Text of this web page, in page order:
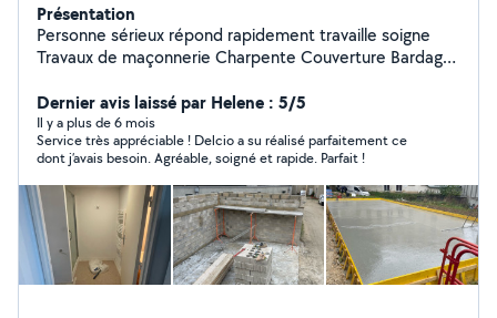
Présentation
Personne sérieux répond rapidement travaille soigne
Travaux de maçonnerie Charpente Couverture Bardage
Peinture Placo Rénovation intérieure e extérieur
Isolation e ravalement de façade
Dernier avis laissé par Helene : 5/5
Il y a plus de 6 mois
Service très appréciable ! Delcio a su réalisé parfaitement ce
dont j’avais besoin. Agréable, soigné et rapide. Parfait !